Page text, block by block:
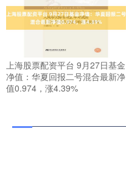
上海股票配资平台 9月27日基金
净值：华夏回报二号混合最新净
值0.974，涨4.39%